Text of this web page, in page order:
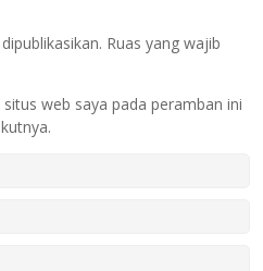
Ruas yang wajib
web saya pada peramban ini